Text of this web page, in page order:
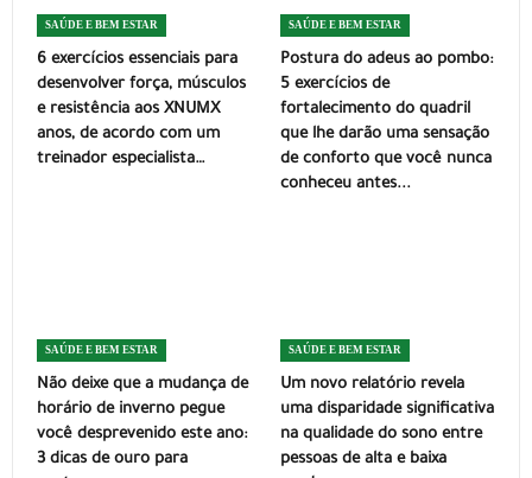
SAÚDE E BEM ESTAR
6 exercícios essenciais para
desenvolver força, músculos
e resistência aos XNUMX
anos, de acordo com um
treinador especialista…
SAÚDE E BEM ESTAR
Postura do adeus ao pombo:
5 exercícios de
fortalecimento do quadril
que lhe darão uma sensação
de conforto que você nunca
conheceu antes...
SAÚDE E BEM ESTAR
Não deixe que a mudança de
horário de inverno pegue
você desprevenido este ano:
3 dicas de ouro para
SAÚDE E BEM ESTAR
Um novo relatório revela
uma disparidade significativa
na qualidade do sono entre
pessoas de alta e baixa